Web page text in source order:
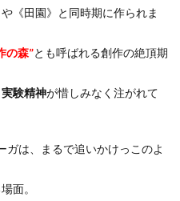
《田園》と同時期に作られま
の森”とも呼ばれる創作の絶頂期
実験精神が惜しみなく注がれて
ガは、まるで追いかけっこのよ
面。